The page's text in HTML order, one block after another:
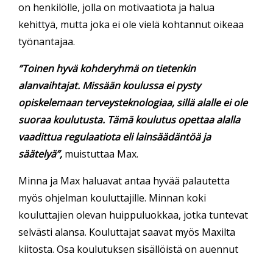
on henkilölle, jolla on motivaatiota ja halua
kehittyä, mutta joka ei ole vielä kohtannut oikeaa
työnantajaa.
”Toinen hyvä kohderyhmä on tietenkin
alanvaihtajat. Missään koulussa ei pysty
opiskelemaan terveysteknologiaa, sillä alalle ei ole
suoraa koulutusta. Tämä koulutus opettaa alalla
vaadittua regulaatiota eli lainsäädäntöä ja
säätelyä”, muistuttaa Max.
Minna ja Max haluavat antaa hyvää palautetta
myös ohjelman kouluttajille. Minnan koki
kouluttajien olevan huippuluokkaa, jotka tuntevat
selvästi alansa. Kouluttajat saavat myös Maxilta
kiitosta. Osa koulutuksen sisällöistä on auennut